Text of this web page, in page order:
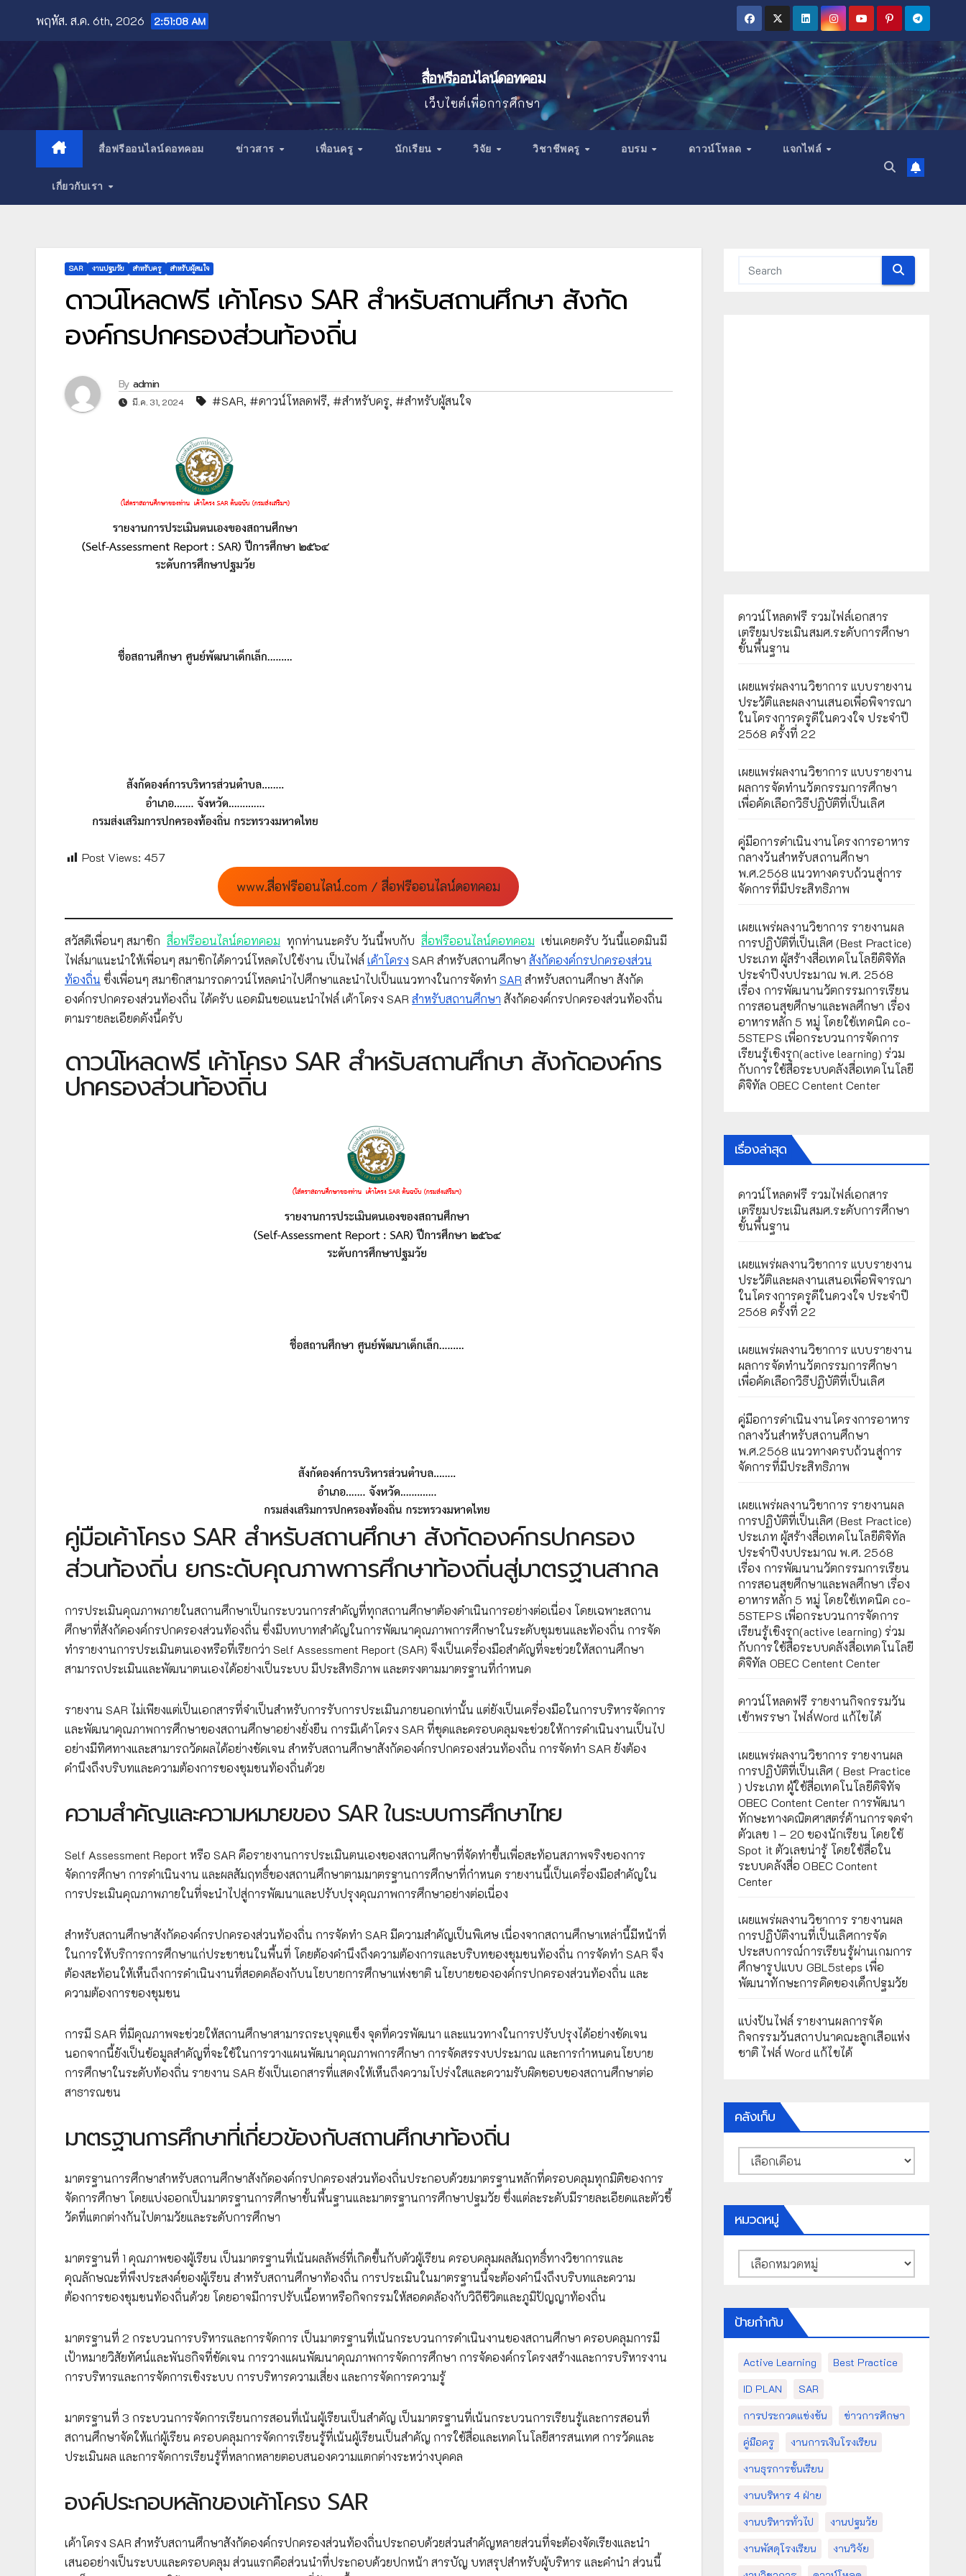
content
พฤหัส. ส.ค. 6th, 2026 2:51:10 AM
สื่อฟรีออนไลน์ดอทคอม
เว็บไซต์เพื่อการศึกษา
สื่อฟรีออนไลน์ดอทคอม ข่าวสาร เพื่อนครู นักเรียน วิจัย วิชาชีพครู อบรม ดาวน์โหลด แจกไฟล์
เกี่ยวกับเรา
SAR งานปฐมวัย สำหรับครู สำหรับผู้สนใจ
ดาวน์โหลดฟรี เค้าโครง SAR สำหรับสถานศึกษา สังกัด
องค์กรปกครองส่วนท้องถิ่น
By admin
มี.ค. 31, 2024 #SAR, #ดาวน์โหลดฟรี, #สำหรับครู, #สำหรับผู้สนใจ
Post Views: 457
www.สื่อฟรีออนไลน์.com / สื่อฟรีออนไลน์ดอทคอม
สวัสดีเพื่อนๆ สมาชิก สื่อฟรีออนไลน์ดอทคอม ทุกท่านนะครับ วันนี้พบกับ สื่อฟรีออนไลน์ดอทคอม เช่นเคยครับ วันนี้แอดมินมี
ไฟล์มาแนะนำให้เพื่อนๆ สมาชิกได้ดาวน์โหลดไปใช้งาน เป็นไฟล์ เค้าโครง SAR สำหรับสถานศึกษา สังกัดองค์กรปกครองส่วน
ท้องถิ่น ซึ่งเพื่อนๆ สมาชิกสามารถดาวน์โหลดนำไปศึกษาและนำไปเป็นแนวทางในการจัดทำ SAR สำหรับสถานศึกษา สังกัด
องค์กรปกครองส่วนท้องถิ่น ได้ครับ แอดมินขอแนะนำไฟล์ เค้าโครง SAR สำหรับสถานศึกษา สังกัดองค์กรปกครองส่วนท้องถิ่น
ตามรายละเอียดดังนี้ครับ
ดาวน์โหลดฟรี เค้าโครง SAR สำหรับสถานศึกษา สังกัดองค์กร
ปกครองส่วนท้องถิ่น
คู่มือเค้าโครง SAR สำหรับสถานศึกษา สังกัดองค์กรปกครอง
ส่วนท้องถิ่น ยกระดับคุณภาพการศึกษาท้องถิ่นสู่มาตรฐานสากล
การประเมินคุณภาพภายในสถานศึกษาเป็นกระบวนการสำคัญที่ทุกสถานศึกษาต้องดำเนินการอย่างต่อเนื่อง โดยเฉพาะสถาน
ศึกษาที่สังกัดองค์กรปกครองส่วนท้องถิ่น ซึ่งมีบทบาทสำคัญในการพัฒนาคุณภาพการศึกษาในระดับชุมชนและท้องถิ่น การจัด
ทำรายงานการประเมินตนเองหรือที่เรียกว่า Self Assessment Report (SAR) จึงเป็นเครื่องมือสำคัญที่จะช่วยให้สถานศึกษา
สามารถประเมินและพัฒนาตนเองได้อย่างเป็นระบบ มีประสิทธิภาพ และตรงตามมาตรฐานที่กำหนด
รายงาน SAR ไม่เพียงแต่เป็นเอกสารที่จำเป็นสำหรับการรับการประเมินภายนอกเท่านั้น แต่ยังเป็นเครื่องมือในการบริหารจัดการ
และพัฒนาคุณภาพการศึกษาของสถานศึกษาอย่างยั่งยืน การมีเค้าโครง SAR ที่ชุดและครอบคลุมจะช่วยให้การดำเนินงานเป็นไป
อย่างมีทิศทางและสามารถวัดผลได้อย่างชัดเจน สำหรับสถานศึกษาสังกัดองค์กรปกครองส่วนท้องถิ่น การจัดทำ SAR ยังต้อง
คำนึงถึงบริบทและความต้องการของชุมชนท้องถิ่นด้วย
ความสำคัญและความหมายของ SAR ในระบบการศึกษาไทย
Self Assessment Report หรือ SAR คือรายงานการประเมินตนเองของสถานศึกษาที่จัดทำขึ้นเพื่อสะท้อนสภาพจริงของการ
จัดการศึกษา การดำเนินงาน และผลสัมฤทธิ์ของสถานศึกษาตามมาตรฐานการศึกษาที่กำหนด รายงานนี้เป็นเครื่องมือสำคัญใน
การประเมินคุณภาพภายในที่จะนำไปสู่การพัฒนาและปรับปรุงคุณภาพการศึกษาอย่างต่อเนื่อง
สำหรับสถานศึกษาสังกัดองค์กรปกครองส่วนท้องถิ่น การจัดทำ SAR มีความสำคัญเป็นพิเศษ เนื่องจากสถานศึกษาเหล่านี้มีหน้าที่
ในการให้บริการการศึกษาแก่ประชาชนในพื้นที่ โดยต้องคำนึงถึงความต้องการและบริบทของชุมชนท้องถิ่น การจัดทำ SAR จึง
ต้องสะท้อนให้เห็นถึงการดำเนินงานที่สอดคล้องกับนโยบายการศึกษาแห่งชาติ นโยบายขององค์กรปกครองส่วนท้องถิ่น และ
ความต้องการของชุมชน
การมี SAR ที่มีคุณภาพจะช่วยให้สถานศึกษาสามารถระบุจุดแข็ง จุดที่ควรพัฒนา และแนวทางในการปรับปรุงได้อย่างชัดเจน
นอกจากนี้ยังเป็นข้อมูลสำคัญที่จะใช้ในการวางแผนพัฒนาคุณภาพการศึกษา การจัดสรรงบประมาณ และการกำหนดนโยบาย
การศึกษาในระดับท้องถิ่น รายงาน SAR ยังเป็นเอกสารที่แสดงให้เห็นถึงความโปร่งใสและความรับผิดชอบของสถานศึกษาต่อ
สาธารณชน
มาตรฐานการศึกษาที่เกี่ยวข้องกับสถานศึกษาท้องถิ่น
มาตรฐานการศึกษาสำหรับสถานศึกษาสังกัดองค์กรปกครองส่วนท้องถิ่นประกอบด้วยมาตรฐานหลักที่ครอบคลุมทุกมิติของการ
จัดการศึกษา โดยแบ่งออกเป็นมาตรฐานการศึกษาขั้นพื้นฐานและมาตรฐานการศึกษาปฐมวัย ซึ่งแต่ละระดับมีรายละเอียดและตัวชี้
วัดที่แตกต่างกันไปตามวัยและระดับการศึกษา
มาตรฐานที่ 1 คุณภาพของผู้เรียน เป็นมาตรฐานที่เน้นผลลัพธ์ที่เกิดขึ้นกับตัวผู้เรียน ครอบคลุมผลสัมฤทธิ์ทางวิชาการและ
คุณลักษณะที่พึงประสงค์ของผู้เรียน สำหรับสถานศึกษาท้องถิ่น การประเมินในมาตรฐานนี้จะต้องคำนึงถึงบริบทและความ
ต้องการของชุมชนท้องถิ่นด้วย โดยอาจมีการปรับเนื้อหาหรือกิจกรรมให้สอดคล้องกับวิถีชีวิตและภูมิปัญญาท้องถิ่น
มาตรฐานที่ 2 กระบวนการบริหารและการจัดการ เป็นมาตรฐานที่เน้นกระบวนการดำเนินงานของสถานศึกษา ครอบคลุมการมี
เป้าหมายวิสัยทัศน์และพันธกิจที่ชัดเจน การวางแผนพัฒนาคุณภาพการจัดการศึกษา การจัดองค์กรโครงสร้างและการบริหารงาน
การบริหารและการจัดการเชิงระบบ การบริหารความเสี่ยง และการจัดการความรู้
มาตรฐานที่ 3 กระบวนการจัดการเรียนการสอนที่เน้นผู้เรียนเป็นสำคัญ เป็นมาตรฐานที่เน้นกระบวนการเรียนรู้และการสอนที่
สถานศึกษาจัดให้แก่ผู้เรียน ครอบคลุมการจัดการเรียนรู้ที่เน้นผู้เรียนเป็นสำคัญ การใช้สื่อและเทคโนโลยีสารสนเทศ การวัดและ
ประเมินผล และการจัดการเรียนรู้ที่หลากหลายตอบสนองความแตกต่างระหว่างบุคคล
องค์ประกอบหลักของเค้าโครง SAR
เค้าโครง SAR สำหรับสถานศึกษาสังกัดองค์กรปกครองส่วนท้องถิ่นประกอบด้วยส่วนสำคัญหลายส่วนที่จะต้องจัดเรียงและนำ
เสนออย่างเป็นระบบและครอบคลุม ส่วนแรกคือส่วนนำที่ประกอบด้วยปกหน้า สารบัญ บทสรุปสำหรับผู้บริหาร และคำนำ ส่วนนี้
ดาวน์โหลดฟรี รวมไฟล์เอกสาร
เตรียมประเมินสมศ.ระดับการศึกษา
ขั้นพื้นฐาน
เผยแพร่ผลงานวิชาการ แบบรายงาน
ประวัติและผลงานเสนอเพื่อพิจารณา
ในโครงการครูดีในดวงใจ ประจำปี
2568 ครั้งที่ 22
เผยแพร่ผลงานวิชาการ แบบรายงาน
ผลการจัดทำนวัตกรรมการศึกษา
เพื่อคัดเลือกวิธีปฏิบัติที่เป็นเลิศ
คู่มือการดำเนินงานโครงการอาหาร
กลางวันสำหรับสถานศึกษา
พ.ศ.2568 แนวทางครบถ้วนสู่การ
จัดการที่มีประสิทธิภาพ
เผยเเพร่ผลงานวิชาการ รายงานผล
การปฏิบัติที่เป็นเลิศ (Best Practice)
ประเภท ผู้สร้างสื่อเทคโนโลยีดิจิทัล
ประจำปีงบประมาณ พ.ศ. 2568
เรื่อง การพัฒนานวัตกรรมการเรียน
การสอนสุขศึกษาและพลศึกษา เรื่อง
อาหารหลัก 5 หมู่ โดยใช้เทคนิค co-
5STEPS เพื่อกระบวนการจัดการ
เรียนรู้เชิงรุก(active learning) ร่วม
กับการใช้สื่อระบบคลังสื่อเทคโนโลยี
ดิจิทัล OBEC Centent Center
เรื่องล่าสุด
ดาวน์โหลดฟรี รวมไฟล์เอกสาร
เตรียมประเมินสมศ.ระดับการศึกษา
ขั้นพื้นฐาน
เผยแพร่ผลงานวิชาการ แบบรายงาน
ประวัติและผลงานเสนอเพื่อพิจารณา
ในโครงการครูดีในดวงใจ ประจำปี
2568 ครั้งที่ 22
เผยแพร่ผลงานวิชาการ แบบรายงาน
ผลการจัดทำนวัตกรรมการศึกษา
เพื่อคัดเลือกวิธีปฏิบัติที่เป็นเลิศ
คู่มือการดำเนินงานโครงการอาหาร
กลางวันสำหรับสถานศึกษา
พ.ศ.2568 แนวทางครบถ้วนสู่การ
จัดการที่มีประสิทธิภาพ
เผยเเพร่ผลงานวิชาการ รายงานผล
การปฏิบัติที่เป็นเลิศ (Best Practice)
ประเภท ผู้สร้างสื่อเทคโนโลยีดิจิทัล
ประจำปีงบประมาณ พ.ศ. 2568
เรื่อง การพัฒนานวัตกรรมการเรียน
การสอนสุขศึกษาและพลศึกษา เรื่อง
อาหารหลัก 5 หมู่ โดยใช้เทคนิค co-
5STEPS เพื่อกระบวนการจัดการ
เรียนรู้เชิงรุก(active learning) ร่วม
กับการใช้สื่อระบบคลังสื่อเทคโนโลยี
ดิจิทัล OBEC Centent Center
ดาวน์โหลดฟรี รายงานกิจกรรมวัน
เข้าพรรษา ไฟล์Word แก้ไขได้
เผยแพร่ผลงานวิชาการ รายงานผล
การปฏิบัติที่เป็นเลิศ ( Best Practice
) ประเภท ผู้ใช้สื่อเทคโนโลยีดิจิทัจ
OBEC Content Center การพัฒนา
ทักษะทางคณิตศาสตร์ด้านการจดจำ
ตัวเลข 1 – 20 ของนักเรียน โดยใช้
Spot it ตัวเลขน่ารู้ โดยใช้สื่อใน
ระบบคลังสื่อ OBEC Content
Center
เผยแพร่ผลงานวิชาการ รายงานผล
การปฏิบัติงานที่เป็นเลิศการจัด
ประสบการณ์การเรียนรู้ผ่านเกมการ
ศึกษารูปแบบ GBL5steps เพื่อ
พัฒนาทักษะการคิดของเด็กปฐมวัย
แบ่งปันไฟล์ รายงานผลการจัด
กิจกรรมวันสถาปนาคณะลูกเสือแห่ง
ชาติ ไฟล์ Word แก้ไขได้
คลังเก็บ
คลัง
เก็บ
หมวดหมู่
หมวด
หมู่
ป้ายกำกับ
Active Learning
Best Practice
ID PLAN
SAR
การประกวดแข่งขัน
ข่าวการศึกษา
คู่มือครู
งานการเงินโรงเรียน
งานธุรการชั้นเรียน
งานบริหาร 4 ฝ่าย
งานบริหารทั่วไป
งานปฐมวัย
งานพัสดุโรงเรียน
งานวิจัย